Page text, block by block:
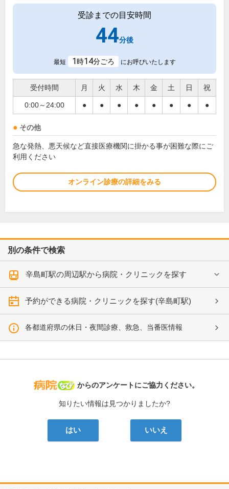
受診までの目安時間
44分後
最短 1時14分ごろ にお呼びいたします
受付時間 月 火 水 木 金 土 日 祝
0:00～24:00 ● ● ● ● ● ● ● ●
その他
急な発熱、悪天候など直接医療機関に掛かる事が困難な際にご
利用ください
オンライン診療の詳細をみる
別の条件で検索
辛島町駅の周辺駅から病院・クリニックを探す
予約ができる病院・クリニックを探す(辛島町駅)
各都道府県の休日・夜間診療、救急、当番医情報
病院なび
からのアンケートにご協力ください。
知りたい情報は見つかりましたか?
はい いいえ